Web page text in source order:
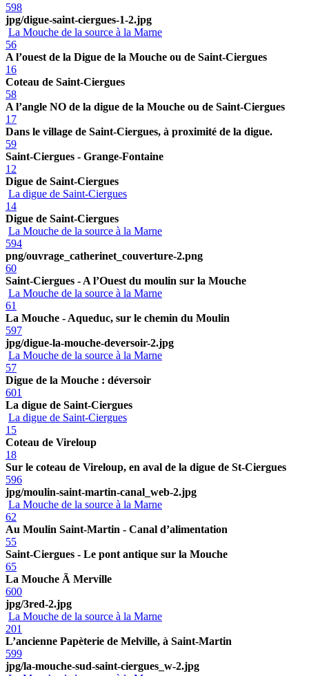
598
jpg/digue-saint-ciergues-1-2.jpg
La Mouche de la source à la Marne
56
A l’ouest de la Digue de la Mouche ou de Saint-Ciergues
16
Coteau de Saint-Ciergues
58
A l’angle NO de la digue de la Mouche ou de Saint-Ciergues
17
Dans le village de Saint-Ciergues, à proximité de la digue.
59
Saint-Ciergues - Grange-Fontaine
12
Digue de Saint-Ciergues
La digue de Saint-Ciergues
14
Digue de Saint-Ciergues
La Mouche de la source à la Marne
594
png/ouvrage_catherinet_couverture-2.png
60
Saint-Ciergues - A l’Ouest du moulin sur la Mouche
La Mouche de la source à la Marne
61
La Mouche - Aqueduc, sur le chemin du Moulin
597
jpg/digue-la-mouche-deversoir-2.jpg
La Mouche de la source à la Marne
57
Digue de la Mouche : déversoir
601
La digue de Saint-Ciergues
La digue de Saint-Ciergues
15
Coteau de Vireloup
18
Sur le coteau de Vireloup, en aval de la digue de St-Ciergues
596
jpg/moulin-saint-martin-canal_web-2.jpg
La Mouche de la source à la Marne
62
Au Moulin Saint-Martin - Canal d’alimentation
55
Saint-Ciergues - Le pont antique sur la Mouche
65
La Mouche Ã Merville
600
jpg/3red-2.jpg
La Mouche de la source à la Marne
201
L’ancienne Papèterie de Melville, à Saint-Martin
599
jpg/la-mouche-sud-saint-ciergues_w-2.jpg